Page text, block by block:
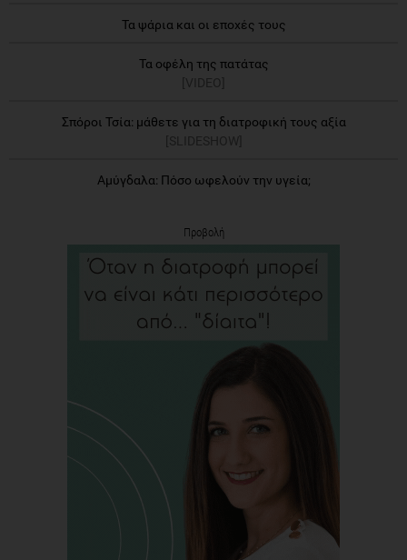
Τα ψάρια και οι εποχές τους
Τα οφέλη της πατάτας
[VIDEO]
Σπόροι Τσία: μάθετε για τη διατροφική τους αξία
[SLIDESHOW]
Αμύγδαλα: Πόσο ωφελούν την υγεία;
Προβολή